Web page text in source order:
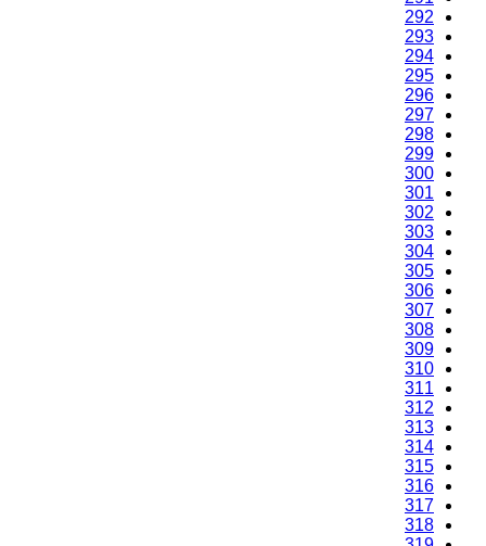
292
293
294
295
296
297
298
299
300
301
302
303
304
305
306
307
308
309
310
311
312
313
314
315
316
317
318